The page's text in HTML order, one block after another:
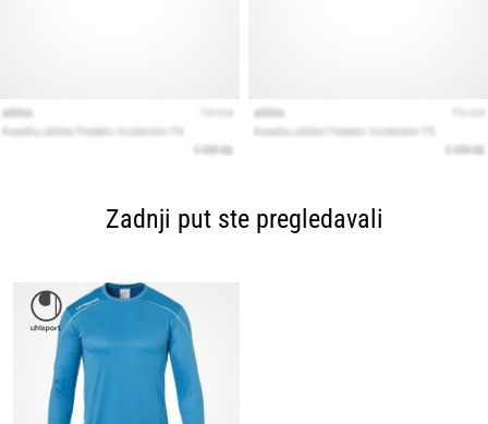
Zadnji put ste pregledavali